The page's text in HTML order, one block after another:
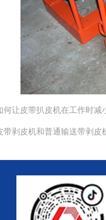
何让皮带扒皮机在工作时减
带剥皮机和普通输送带剥皮